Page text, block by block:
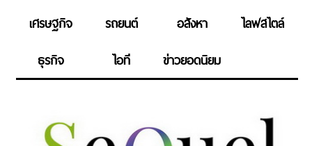
เศรษฐกิจ
รถยนต์ อสังหา
ไลฟสไตล์
ธุรกิจ
ไอที ข่าวยอดนิยม